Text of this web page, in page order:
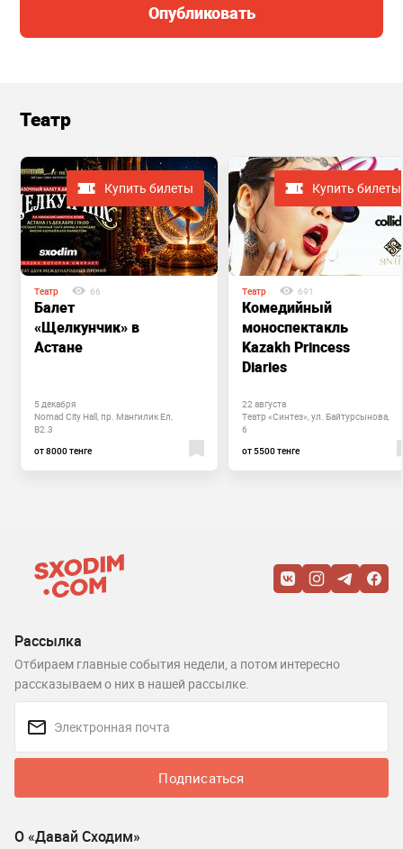
Опубликовать
Театр
Купить билеты
Театр 66
Балет
«Щелкунчик» в
Астане
5 декабря
Nomad City Hall, пр. Мангилик Ел,
B2.3
от 8000 тенге
Купить билеты
Театр 691
Комедийный
моноспектакль
Kazakh Princess
Diaries
22 августа
Театр «Синтез», ул. Байтурсынова,
6
от 5500 тенге
Рассылка
Отбираем главные события недели, а потом интересно
рассказываем о них в нашей рассылке.
Подписаться
О «Давай Сходим»